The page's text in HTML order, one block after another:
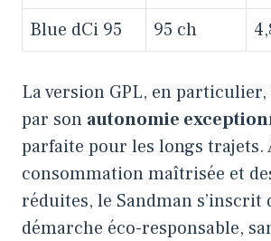
Blue dCi 95
95 ch
La version GPL, en particulier,
par son autonomie
parfaite pour les longs trajets.
consommation maîtrisée et
réduites, le Sandman s’inscrit
démarche éco-responsable,